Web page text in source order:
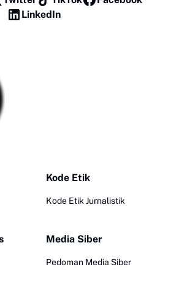
LinkedIn
Kode Etik
Kode Etik Jurnalistik
Media Siber
Pedoman Media Siber